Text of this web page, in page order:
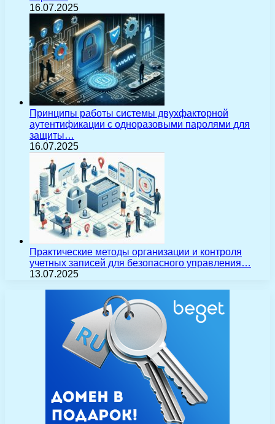
16.07.2025
Принципы работы системы двухфакторной
аутентификации с одноразовыми паролями для
защиты…
16.07.2025
Практические методы организации и контроля
учетных записей для безопасного управления…
13.07.2025